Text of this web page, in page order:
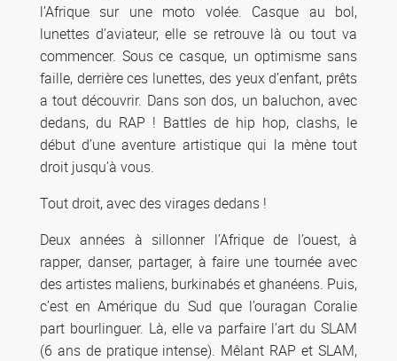
l’Afrique sur une moto volée. Casque au bol,
lunettes d’aviateur, elle se retrouve là ou tout va
commencer. Sous ce casque, un optimisme sans
faille, derrière ces lunettes, des yeux d’enfant, prêts
a tout découvrir. Dans son dos, un baluchon, avec
dedans, du RAP ! Battles de hip hop, clashs, le
début d’une aventure artistique qui la mène tout
droit jusqu’à vous.
Tout droit, avec des virages dedans !
Deux années à sillonner l’Afrique de l’ouest, à
rapper, danser, partager, à faire une tournée avec
des artistes maliens, burkinabés et ghanéens. Puis,
c’est en Amérique du Sud que l’ouragan Coralie
part bourlinguer. Là, elle va parfaire l’art du SLAM
(6 ans de pratique intense). Mêlant RAP et SLAM,